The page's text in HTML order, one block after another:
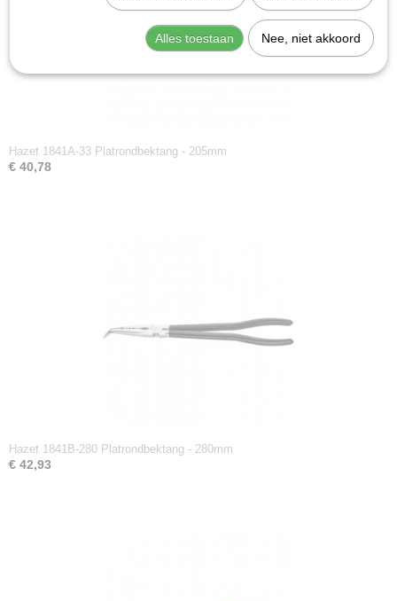
Hazet 1841A-33 Platrondbektang - 205mm
€ 40,78
Hazet 1841B-280 Platrondbektang - 280mm
€ 42,93
Alles toestaan Nee, niet akkoord